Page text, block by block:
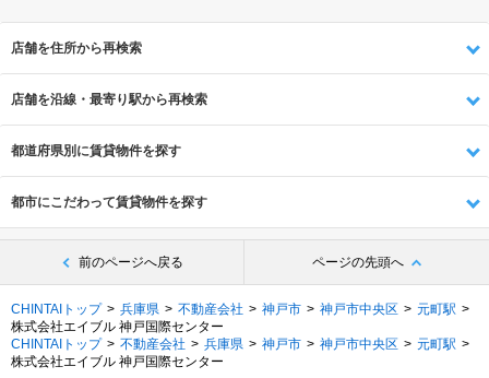
店舗を住所から再検索
店舗を沿線・最寄り駅から再検索
都道府県別に賃貸物件を探す
都市にこだわって賃貸物件を探す
前のページへ戻る ページの先頭へ
CHINTAIトップ 兵庫県 不動産会社 神戸市 神戸市中央区
元町駅
株式会社エイブル 神戸国際センター
CHINTAIトップ
不動産会社 兵庫県 神戸市 神戸市中央区
元町駅
株式会社エイブル 神戸国際センター